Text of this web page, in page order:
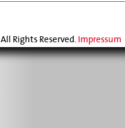
. All Rights Reserved. Impressum